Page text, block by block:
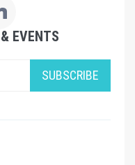
EVENTS
SUBSCRIBE